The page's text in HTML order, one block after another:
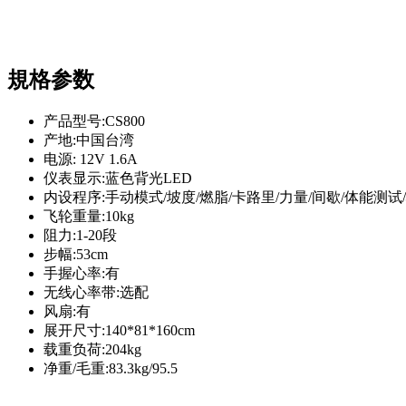
規格参数
产品型号:CS800
产地:中国台湾
电源: 12V 1.6A
仪表显示:蓝色背光LED
内设程序:手动模式/坡度/燃脂/卡路里/力量/间歇/体能测
飞轮重量:10kg
阻力:1-20段
步幅:53cm
手握心率:有
无线心率带:选配
风扇:有
展开尺寸:140*81*160cm
载重负荷:204kg
净重/毛重:83.3kg/95.5